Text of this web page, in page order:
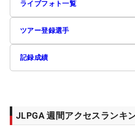
ライブフォト一覧
ツアー登録選手
記録成績
JLPGA 週間アクセスランキ